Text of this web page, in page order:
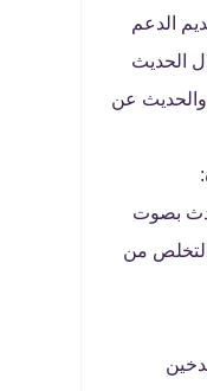
الدعم
الحديث
عن
بصوت
من